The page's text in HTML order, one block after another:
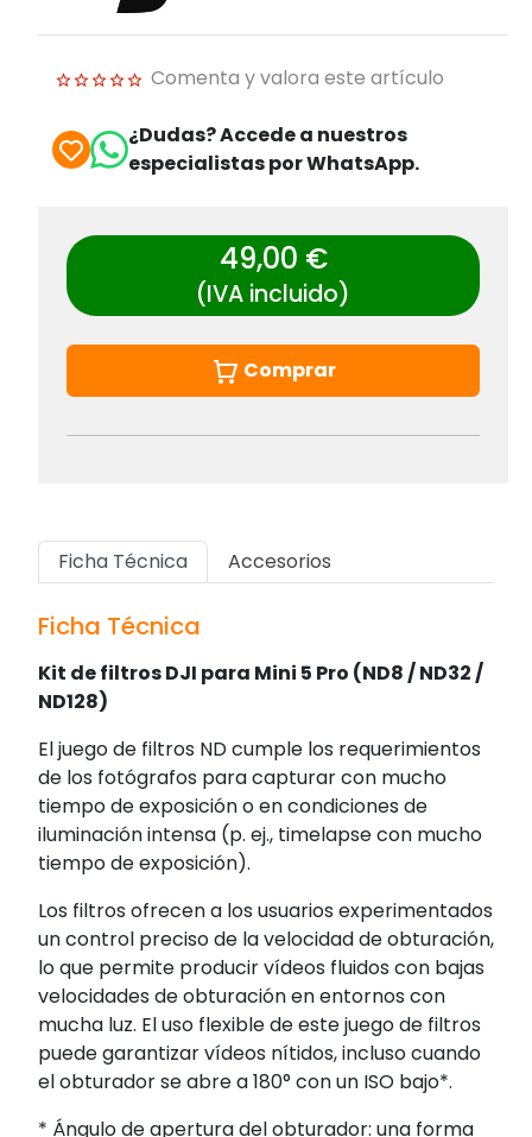
Comenta y valora este artículo
¿Dudas? Accede a nuestros
especialistas por WhatsApp.
49,00 €
(IVA incluido)
Comprar
Ficha Técnica Accesorios
Ficha Técnica
Kit de filtros DJI para Mini 5 Pro (ND8 / ND32 /
ND128)
El juego de filtros ND cumple los requerimientos
de los fotógrafos para capturar con mucho
tiempo de exposición o en condiciones de
iluminación intensa (p. ej., timelapse con mucho
tiempo de exposición).
Los filtros ofrecen a los usuarios experimentados
un control preciso de la velocidad de obturación,
lo que permite producir vídeos fluidos con bajas
velocidades de obturación en entornos con
mucha luz. El uso flexible de este juego de filtros
puede garantizar vídeos nítidos, incluso cuando
el obturador se abre a 180° con un ISO bajo*.
* Ángulo de apertura del obturador: una forma